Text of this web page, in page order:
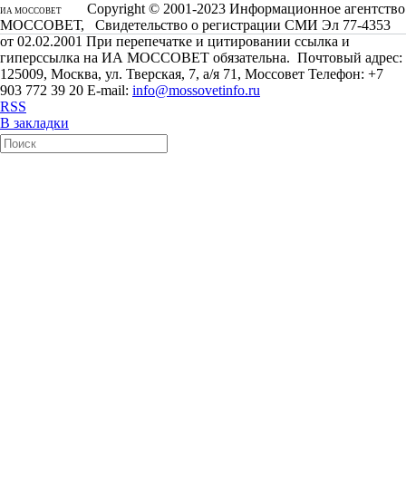
ИА МОССОВЕТ
Copyright © 2001-2023 Информационное агентство
МОССОВЕТ, Свидетельство о регистрации СМИ Эл 77-4353
от 02.02.2001 При перепечатке и цитировании ссылка и
гиперссылка на ИА МОССОВЕТ обязательна. Почтовый адрес:
125009, Москва, ул. Тверская, 7, а/я 71, Моссовет Телефон: +7
903 772 39 20 E-mail: info@mossovetinfo.ru
RSS
В закладки